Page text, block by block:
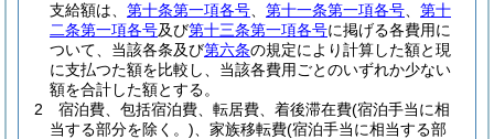
支給額は、 第十条第一項各号 第十一条第一項各号
第十
二条第一項各号及び第十三条第一項各号に掲げる各費用に
ついて、当該各条及び第六条の規定により計算した額と現
に支払つた額を比較し、当該各費用ごとのいずれか少ない
額を合計した額とする。
2
宿泊費、包括宿泊費、転居費、着後滞在費(宿泊手当に相
当する部分を除く。) 、家族移転費(宿泊手当に相当する部